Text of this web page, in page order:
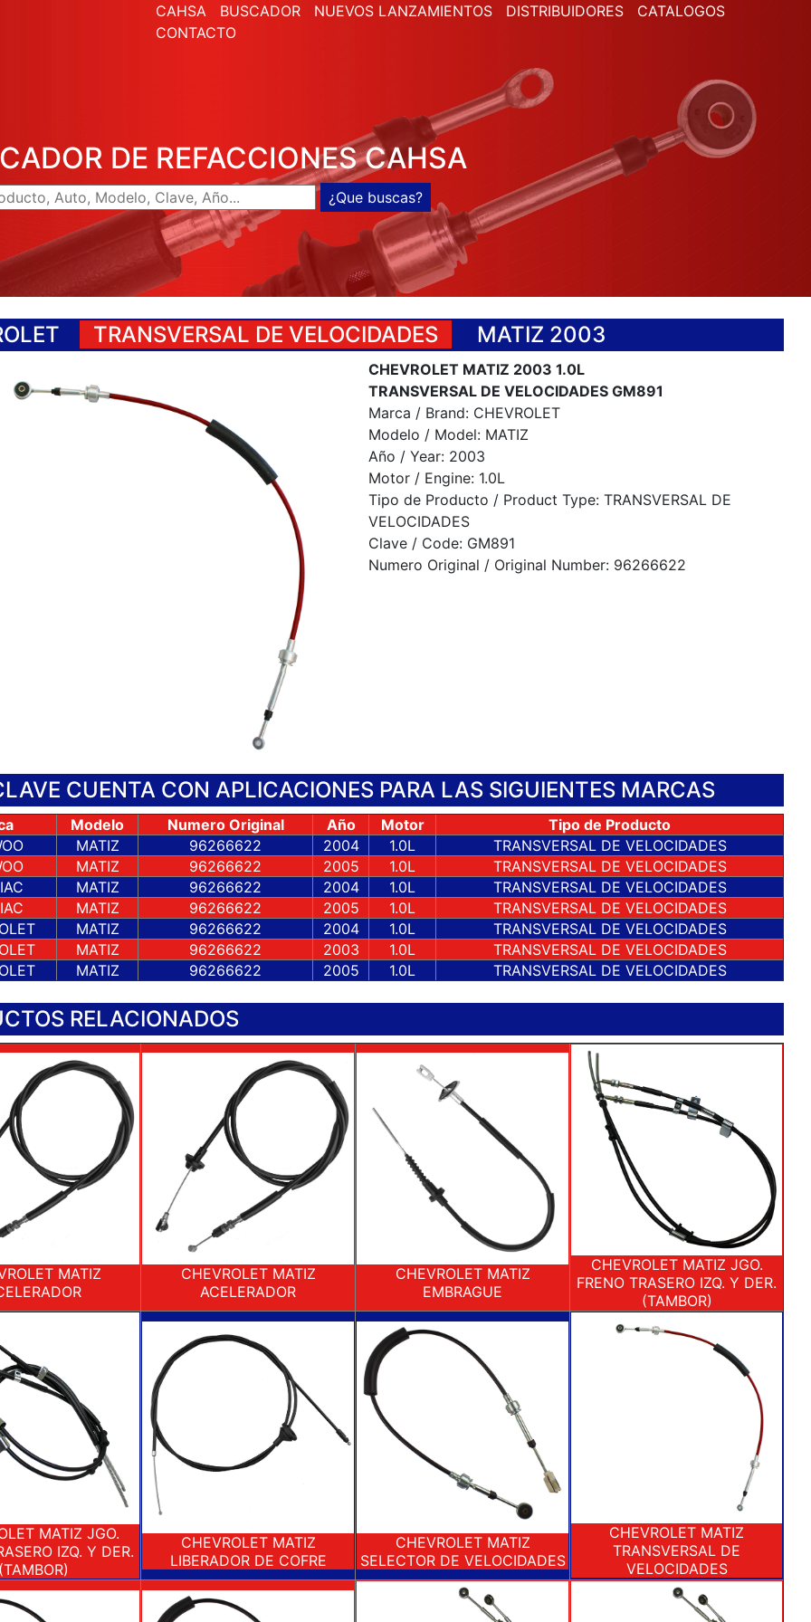
CAHSA BUSCADOR NUEVOS LANZAMIENTOS DISTRIBUIDORES
CATALOGOS
CONTACTO
DE REFACCIONES CAHSA
TRANSVERSAL DE VELOCIDADES MATIZ 2003
CHEVROLET MATIZ 2003 1.0L
TRANSVERSAL DE VELOCIDADES GM891
Marca / Brand: CHEVROLET
Modelo / Model: MATIZ
Año / Year: 2003
Motor / Engine: 1.0L
Tipo de Producto / Product Type: TRANSVERSAL DE
VELOCIDADES
Clave / Code: GM891
Numero Original / Original Number: 96266622
CUENTA CON APLICACIONES PARA LAS SIGUIENTES MARCAS
Modelo Numero Original Año Motor
Tipo de Producto
MATIZ 96266622 2004 1.0L
TRANSVERSAL DE VELOCIDADES
MATIZ 96266622 2005 1.0L
TRANSVERSAL DE VELOCIDADES
MATIZ 96266622 2004 1.0L
TRANSVERSAL DE VELOCIDADES
MATIZ 96266622 2005 1.0L
TRANSVERSAL DE VELOCIDADES
MATIZ 96266622 2004 1.0L
TRANSVERSAL DE VELOCIDADES
MATIZ 96266622 2003 1.0L
TRANSVERSAL DE VELOCIDADES
MATIZ 96266622 2005 1.0L TRANSVERSAL DE VELOCIDADES
RELACIONADOS
MATIZ
CHEVROLET MATIZ
ACELERADOR
CHEVROLET MATIZ
EMBRAGUE
CHEVROLET MATIZ JGO.
FRENO TRASERO IZQ. Y DER.
(TAMBOR)
MATIZ JGO.
IZQ. Y DER.
CHEVROLET MATIZ
LIBERADOR DE COFRE
CHEVROLET MATIZ
SELECTOR DE VELOCIDADES
CHEVROLET MATIZ
TRANSVERSAL DE
VELOCIDADES